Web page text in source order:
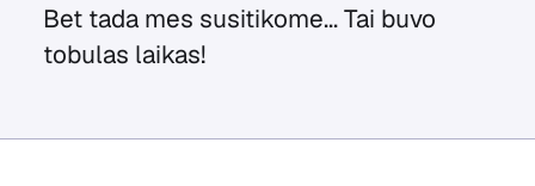
Bet tada mes susitikome... Tai buvo
tobulas laikas!